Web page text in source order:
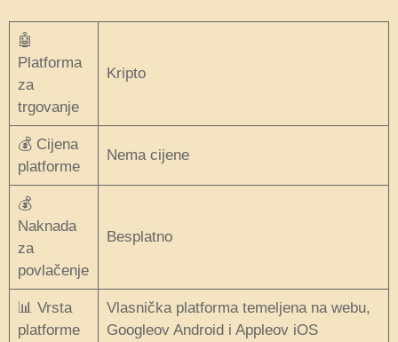
🤖
Platforma
za
trgovanje
Kripto
💰 Cijena
platforme
Nema cijene
💰
Naknada
za
povlačenje
Besplatno
📊 Vrsta
platforme
Vlasnička platforma temeljena na webu,
Googleov Android i Appleov iOS